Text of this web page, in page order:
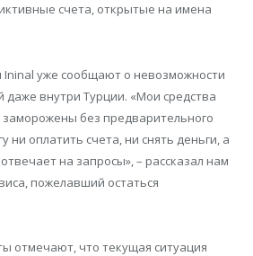
счета, открытые на имена
Ininal уже сообщают о невозможности
внутри Турции. «Мои средства
без предварительного
ни оплатить счета, ни снять деньги, а
на запросы», – рассказал нам
пожелавший остаться
отмечают, что текущая ситуация